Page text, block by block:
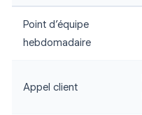
Point d’équipe
hebdomadaire
Appel client